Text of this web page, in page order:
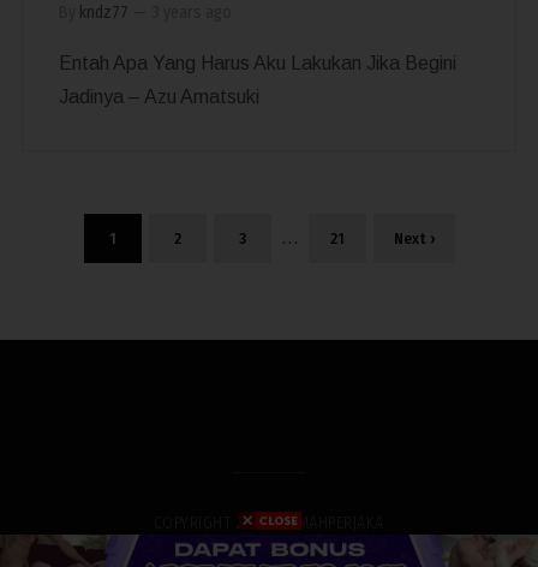
kndz77
Entah Apa Yang Harus Aku Lakukan Jika Begini
Jadinya – Azu Amatsuki
1 2 3 … 21 Next ›
COPYRIGHT 2019. RUMAHPERJAKA